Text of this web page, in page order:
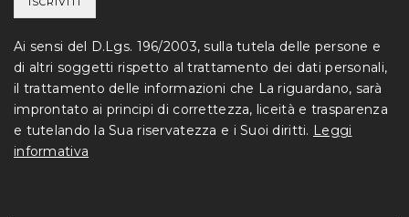
Ai sensi del D.Lgs. 196/2003, sulla tutela delle persone e
di altri soggetti rispetto al trattamento dei dati personali,
il trattamento delle informazioni che La riguardano, sarà
improntato ai principi di correttezza, liceità e trasparenza
e tutelando la Sua riservatezza e i Suoi diritti. Leggi
informativa